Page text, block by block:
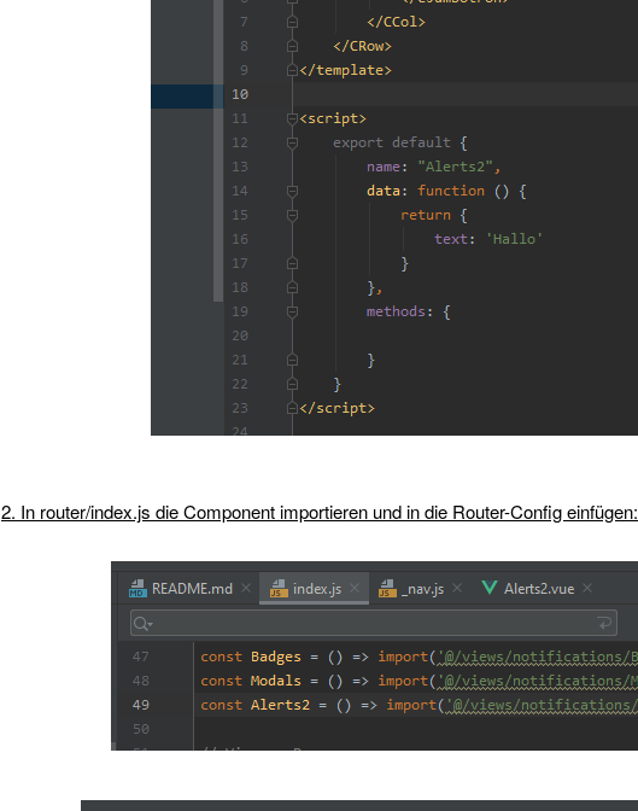
2. In router/index.js die Component importieren und in die Router-Config einfügen: